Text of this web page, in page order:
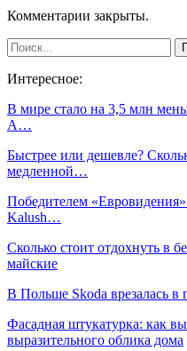
Комментарии закрыты.
Интересное:
В мире стало на 3,5 млн
А…
Быстрее или дешевле?
медленной…
Победителем «Евровидения»
Kalush…
Сколько стоит отдохнуть в
майские
В Польше Skoda врезалась в
Фасадная штукатурка: как
выразительного облика дома